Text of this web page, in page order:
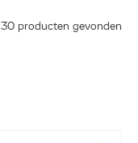
30 producten gevonden